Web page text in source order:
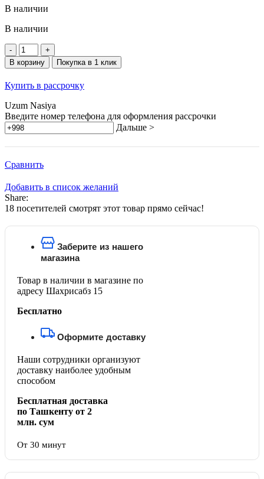
В наличии
В наличии
Количество
товара
Xiaomi
Air
Purifier
4,6
Filter
В корзину Покупка в 1 клик
Купить в рассрочку
Uzum Nasiya
Введите номер телефона для оформления рассрочки
Дальше >
Сравнить
Добавить в список желаний
Share:
18 посетителей смотрят этот товар прямо сейчас!
Заберите из нашего
магазина
Товар в наличии в магазине по
адресу Шахрисабз 15
Бесплатно
Оформите доставку
Наши сотрудники организуют
доставку наиболее удобным
способом
Бесплатная доставка
по Ташкенту от 2
млн. сум
От 30 минут